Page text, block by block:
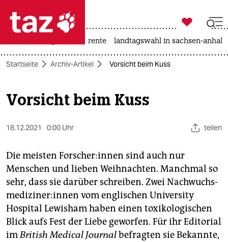
 taz zahl ich
taz zahl ich
themen
gesellschaft
kultur
sport
berlin

taz zahl ich
rente landtagswahl in sachsen-anhalt
Startseite Archiv-Artikel Vorsicht beim Kuss
Vorsicht beim Kuss
18.12.2021 0:00 Uhr teilen
Die meisten For­sche­r:in­nen sind auch nur
Menschen und lieben Weihnachten. Manchmal so
sehr, dass sie darüber schreiben. Zwei Nach­wuchs­
me­di­zi­ne­r:in­nen vom englischen University
Hospital Lewisham haben einen toxikologischen
Blick aufs Fest der Liebe geworfen. Für ihr Editorial
imBritish Medical Journalbefragten sie Bekannte,